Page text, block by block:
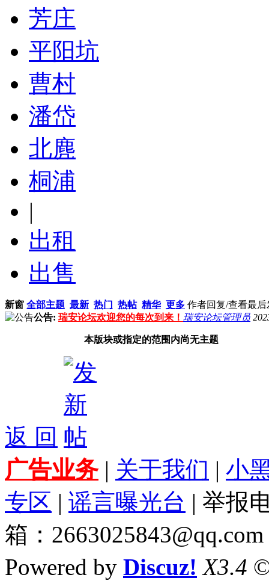
芳庄
平阳坑
曹村
潘岱
北麂
桐浦
|
出租
出售
新窗 全部主题 最新 热门 热帖 精华 更多 作者回复/查看最后
公告: 瑞安论坛欢迎您的每次到来！ 瑞安论坛管理员
本版块或指定的范围内尚无主题
返 回
广告业务| 关于我们 | 小
专区 | 谣言曝光台 | 举报
箱：2663025843@qq.com
Powered by Discuz! X3.4